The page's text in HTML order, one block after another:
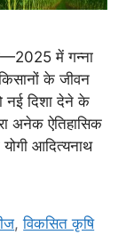
में गन्ना
के जीवन
नई दिशा देने के
अनेक ऐतिहासिक
आदित्यनाथ
,विकसित कृषि